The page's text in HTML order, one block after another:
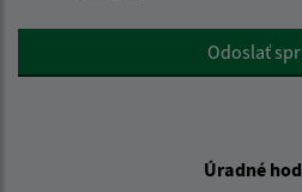
Google reCaptcha ResponseOdoslať
Úradné